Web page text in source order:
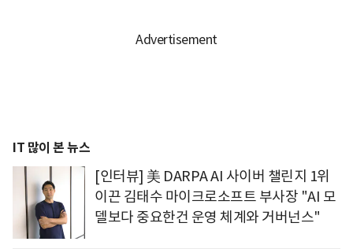
IT 많이 본 뉴스
[인터뷰] 美 DARPA AI 사이버 챌린지 1위
이끈 김태수 마이크로소프트 부사장 "AI 모
델보다 중요한건 운영 체계와 거버넌스"